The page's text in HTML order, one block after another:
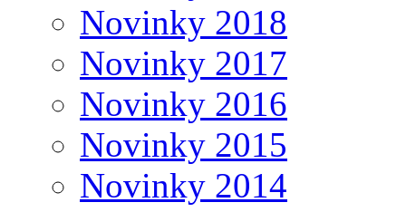
Novinky 2018
Novinky 2017
Novinky 2016
Novinky 2015
Novinky 2014